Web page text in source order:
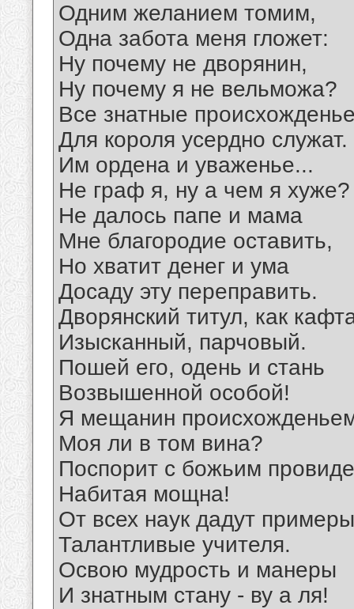
Одним желанием томим,
Одна забота меня гложет:
Ну почему не дворянин,
Ну почему я не вельможа?
Все знатные
Для короля усердно служат.
Им ордена и уваженье...
Не граф я, ну а чем я хуже?
Не далось папе и мама
Мне благородие оставить,
Но хватит денег и ума
Досаду эту переправить.
Дворянский титул, как
Изысканный, парчовый.
Пошей его, одень и стань
Возвышенной особой!
Я мещанин
Моя ли в том вина?
Поспорит с божьим
Набитая мощна!
От всех наук дадут примеры
Талантливые учителя.
Освою мудрость и манеры
И знатным стану - ву а ля!